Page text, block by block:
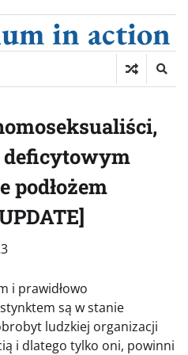
in action
podłożem
i prawidłowo
są w stanie
ludzkiej organizacji
i dlatego tylko oni, powinni